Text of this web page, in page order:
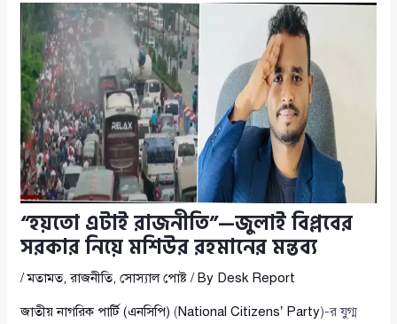
“হয়তো এটাই রাজনীতি”—জুলাই বিপ্লবের
সরকার নিয়ে মশিউর রহমানের মন্তব্য
/মতামত,রাজনীতি,সোস্যাল পোষ্ট / By Desk Report
জাতীয় নাগরিক পার্টি (এনসিপি) (National Citizens’ Party)-র যুগ্ম